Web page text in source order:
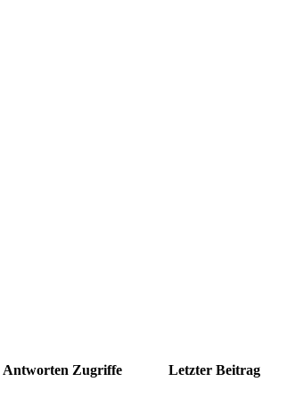
Antworten Zugriffe
Letzter Beitrag